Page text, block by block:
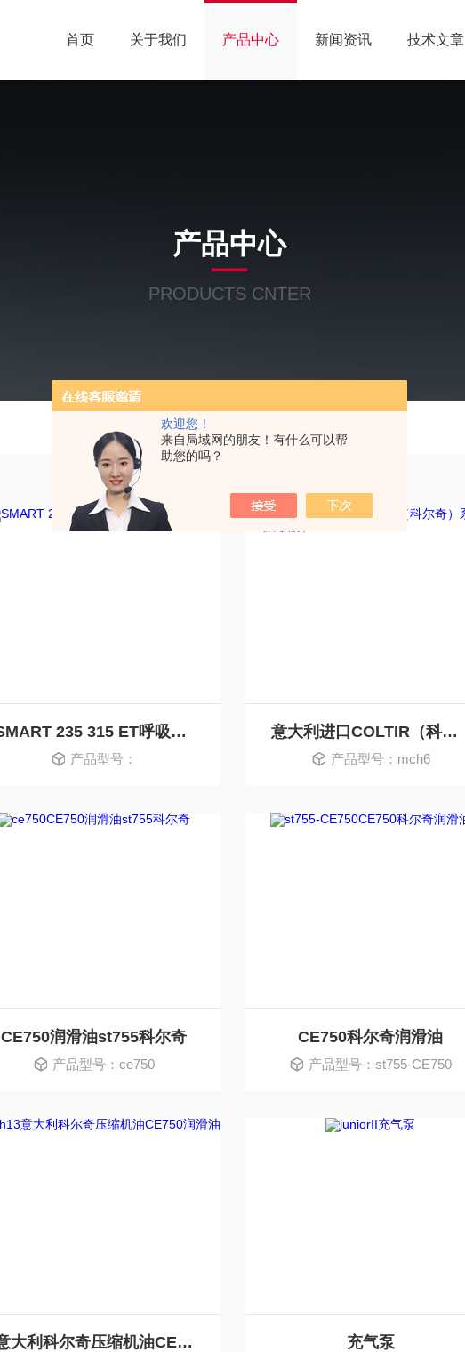
欢迎您！
来自局域网的朋友！有什么可以帮
助您的吗？
首页 关于我们 产品中心 新闻资讯 技术文章
产品中心
PRODUCTS CNTER
SMART 235 315 ET呼吸空气充填泵
产品型号：
意大利进口COLTIR（科尔奇）系列压缩机配件
产品型号：mch6
CE750润滑油st755科尔奇
产品型号：ce750
CE750科尔奇润滑油
产品型号：st755-CE750
意大利科尔奇压缩机油CE750润滑油 充气泵